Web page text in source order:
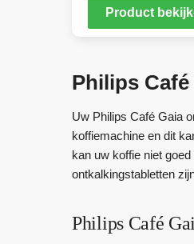
Product
Philips
Uw Philips Café Gaia
koffiemachine en dit
kan uw koffie niet
ontkalkingstabletten
Philips Café